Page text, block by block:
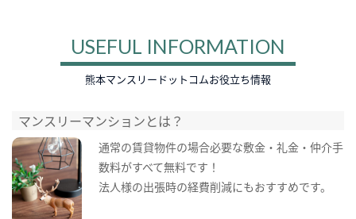
USEFUL INFORMATION
熊本マンスリードットコムお役立ち情報
マンスリーマンションとは？
通常の賃貸物件の場合必要な敷金・礼金・仲介手
数料がすべて無料です！
法人様の出張時の経費削減にもおすすめです。